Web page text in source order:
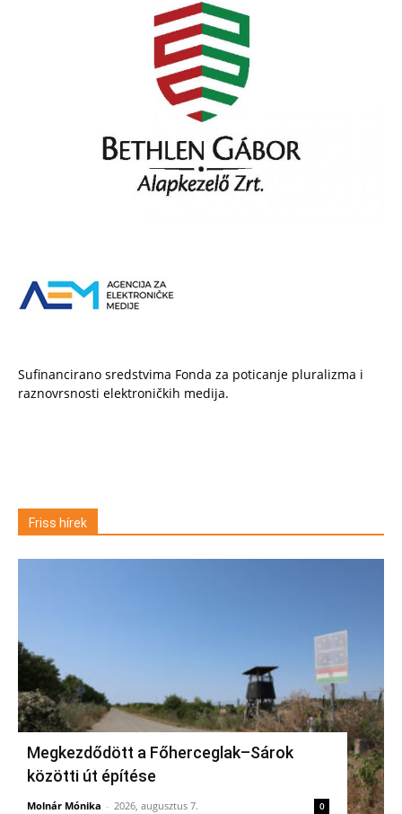
Sufinancirano sredstvima Fonda za poticanje pluralizma i
raznovrsnosti elektroničkih medija.
Friss hírek
Megkezdődött a Főherceglak–Sárok
közötti út építése
Molnár Mónika - 2026, augusztus 7. 0